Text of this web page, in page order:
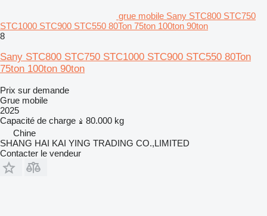
grue mobile Sany STC800 STC750
STC1000 STC900 STC550 80Ton 75ton 100ton 90ton
8
Sany STC800 STC750 STC1000 STC900 STC550 80Ton
75ton 100ton 90ton
Prix sur demande
Grue mobile
2025
Capacité de charge
80.000 kg
Chine
SHANG HAI KAI YING TRADING CO.,LIMITED
Contacter le vendeur